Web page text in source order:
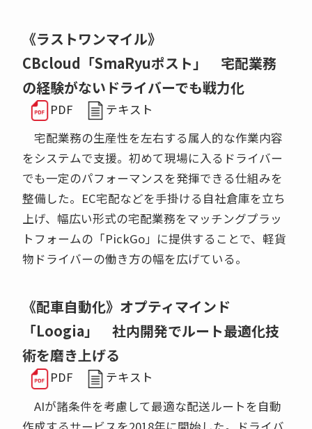
《ラストワンマイル》
CBcloud「SmaRyuポスト」 宅配業務
の経験がないドライバーでも戦力化
PDF
テキスト
宅配業務の生産性を左右する属人的な作業内容
をシステムで支援。初めて現場に入るドライバー
でも一定のパフォーマンスを発揮できる仕組みを
整備した。EC宅配などを手掛ける自社倉庫を立ち
上げ、幅広い形式の宅配業務をマッチングプラッ
トフォームの「PickGo」に提供することで、軽貨
物ドライバーの働き方の幅を広げている。
《配車自動化》オプティマインド
「Loogia」 社内開発でルート最適化技
術を磨き上げる
PDF
テキスト
AIが諸条件を考慮して最適な配送ルートを自動